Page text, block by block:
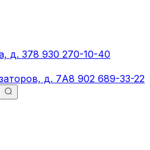
д. 378 930 270-10-40
д. 7А8 902 689-33-22